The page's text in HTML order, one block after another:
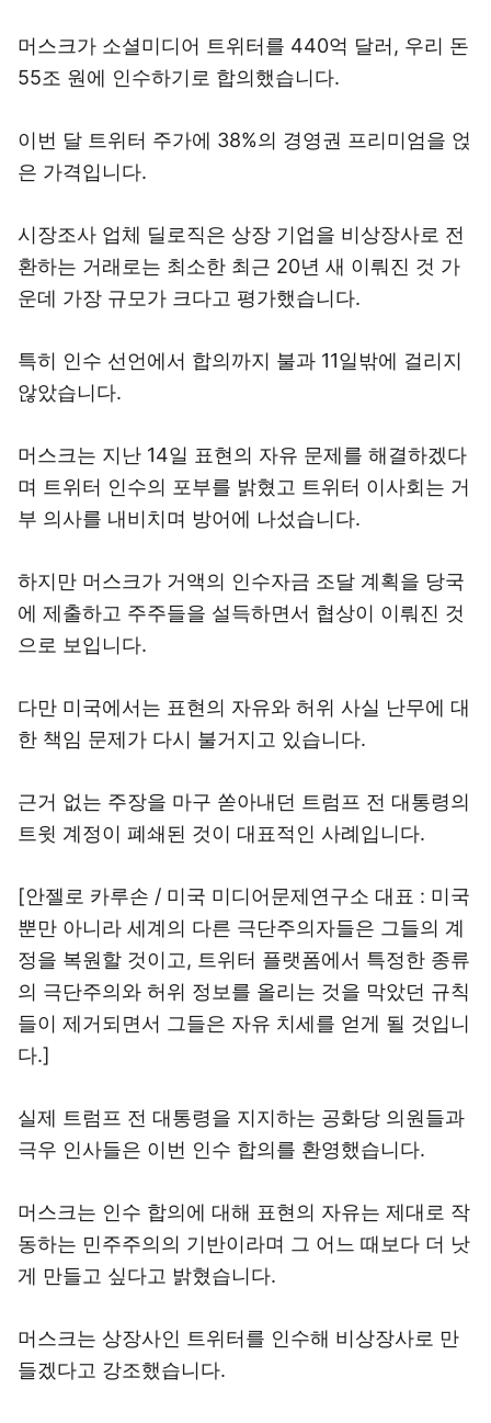
머스크가 소셜미디어 트위터를 440억 달러, 우리 돈
55조 원에 인수하기로 합의했습니다.
이번 달 트위터 주가에 38%의 경영권 프리미엄을 얹
은 가격입니다.
시장조사 업체 딜로직은 상장 기업을 비상장사로 전
환하는 거래로는 최소한 최근 20년 새 이뤄진 것 가
운데 가장 규모가 크다고 평가했습니다.
특히 인수 선언에서 합의까지 불과 11일밖에 걸리지
않았습니다.
머스크는 지난 14일 표현의 자유 문제를 해결하겠다
며 트위터 인수의 포부를 밝혔고 트위터 이사회는 거
부 의사를 내비치며 방어에 나섰습니다.
하지만 머스크가 거액의 인수자금 조달 계획을 당국
에 제출하고 주주들을 설득하면서 협상이 이뤄진 것
으로 보입니다.
다만 미국에서는 표현의 자유와 허위 사실 난무에 대
한 책임 문제가 다시 불거지고 있습니다.
근거 없는 주장을 마구 쏟아내던 트럼프 전 대통령의
트윗 계정이 폐쇄된 것이 대표적인 사례입니다.
[안젤로 카루손 / 미국 미디어문제연구소 대표 : 미국
뿐만 아니라 세계의 다른 극단주의자들은 그들의 계
정을 복원할 것이고, 트위터 플랫폼에서 특정한 종류
의 극단주의와 허위 정보를 올리는 것을 막았던 규칙
들이 제거되면서 그들은 자유 치세를 얻게 될 것입니
다.]
실제 트럼프 전 대통령을 지지하는 공화당 의원들과
극우 인사들은 이번 인수 합의를 환영했습니다.
머스크는 인수 합의에 대해 표현의 자유는 제대로 작
동하는 민주주의의 기반이라며 그 어느 때보다 더 낫
게 만들고 싶다고 밝혔습니다.
머스크는 상장사인 트위터를 인수해 비상장사로 만
들겠다고 강조했습니다.